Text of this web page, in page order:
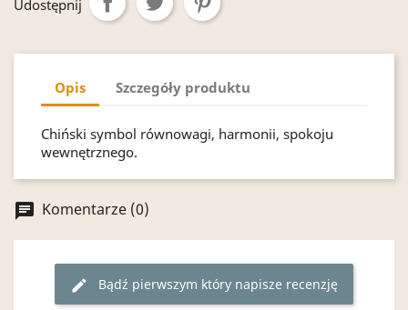
Udostępnij
Opis Szczegóły produktu
Chiński symbol równowagi, harmonii, spokoju
wewnętrznego.
chat Komentarze (0)
edit Bądź pierwszym który napisze recenzję